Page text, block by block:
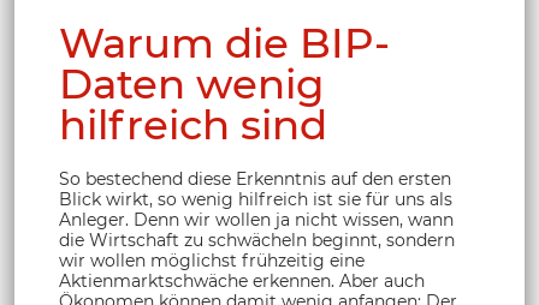
Warum die BIP-
Daten wenig
hilfreich sind
So bestechend diese Erkenntnis auf den ersten
Blick wirkt, so wenig hilfreich ist sie für uns als
Anleger. Denn wir wollen ja nicht wissen, wann
die Wirtschaft zu schwächeln beginnt, sondern
wir wollen möglichst frühzeitig eine
Aktienmarktschwäche erkennen. Aber auch